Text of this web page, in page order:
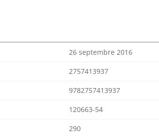
26 septembre 2016
2757413937
9782757413937
120663-54
290